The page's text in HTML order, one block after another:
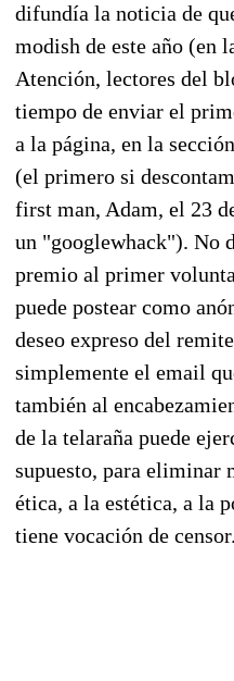
difundía la noticia de
modish de este año (en
Atención, lectores del
tiempo de enviar el
a la página, en la
(el primero si
first man, Adam, el 23
un "googlewhack"). No
premio al primer
puede postear como
deseo expreso del
simplemente el email
también al
de la telaraña puede
supuesto, para eliminar
ética, a la estética, a la
tiene vocación de censor.